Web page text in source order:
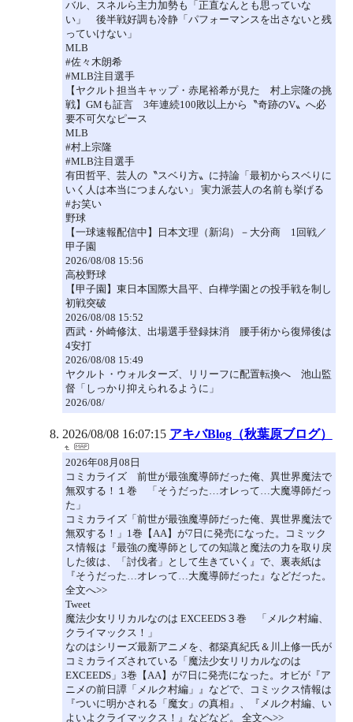
バル、スネルら主力加勢も「正直なんとも思っていな
い」 後半戦好調も冷静「パフォーマンスを出さないと残
っていけない」
MLB
#佐々木朗希
#MLB注目選手
【ヤクルト担当キャップ・赤尾裕希が見た 村上宗隆の挑
戦】GMも証言 3年連続100敗以上から〝奇跡のV〟へ必
要不可欠なピース
MLB
#村上宗隆
#MLB注目選手
有田哲平、芸人の〝スベり方〟に持論「最初からスベりに
いく人は本当につまんない」 実力派芸人の名前も挙げる
#お笑い
野球
【一球速報配信中】日本文理（新潟）－大分商 1回戦／
甲子園
2026/08/08 15:56
高校野球
【甲子園】東日本国際大昌平、白樺学園との投手戦を制し
初戦突破
2026/08/08 15:52
西武・外崎修汰、出場選手登録抹消 腰手術から復帰後は
4安打
2026/08/08 15:49
ヤクルト・ウォルターズ、リリーフに配置転換へ 池山監
督「しっかり抑えられるように」
2026/08/
2026/08/08 16:07:15 アキバBlog（秋葉原ブログ）
2026年08月08日
コミカライズ 前世が最強魔導師だった俺、異世界魔法で
無双する！１巻 「そうだった…オレって…大魔導師だっ
た」
コミカライズ「前世が最強魔導師だった俺、異世界魔法で
無双する！」1巻【AA】が7日に発売になった。コミック
ス情報は『最強の魔導師としての知識と魔法の力を取り戻
した彼は、「討伐者」として生きていく』で、裏表紙は
『そうだった…オレって…大魔導師だった』などだった。
全文へ>>
Tweet
魔法少女リリカルなのは EXCEEDS３巻 「メルク村編、
クライマックス！」
なのはシリーズ最新アニメを、都築真紀氏＆川上修一氏が
コミカライズされている「魔法少女リリカルなのは
EXCEEDS」3巻【AA】が7日に発売になった。オビが『ア
ニメの前日譚「メルク村編」』などで、コミックス情報は
『ついに明かされる「魔女」の真相』、『メルク村編、い
よいよクライマックス！』などなど。 全文へ>>